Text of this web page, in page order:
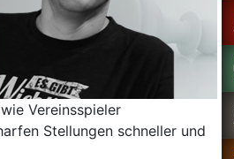
Vereinsspieler
Stellungen schneller und